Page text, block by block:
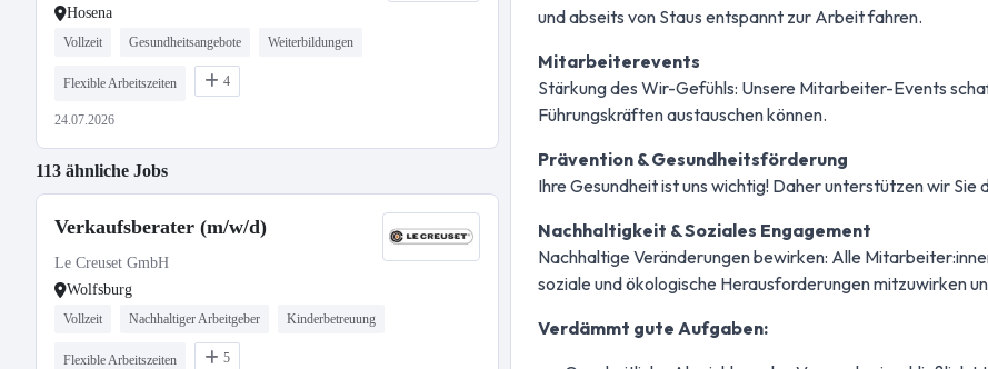
Hosena
Vollzeit Gesundheitsangebote Weiterbildungen
Flexible Arbeitszeiten 4
24.07.2026
113 ähnliche Jobs
Verkaufsberater (m/w/d)
Le Creuset GmbH
Wolfsburg
Vollzeit Nachhaltiger Arbeitgeber Kinderbetreuung
Flexible Arbeitszeiten 5